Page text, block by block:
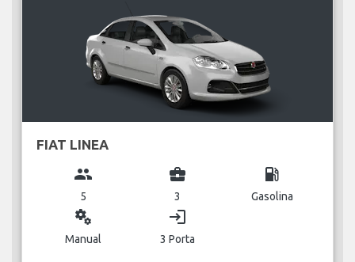
FIAT LINEA
group
5
business_center
3
local_gas_station
Gasolina
miscellaneous_services
Manual
login
3 Porta